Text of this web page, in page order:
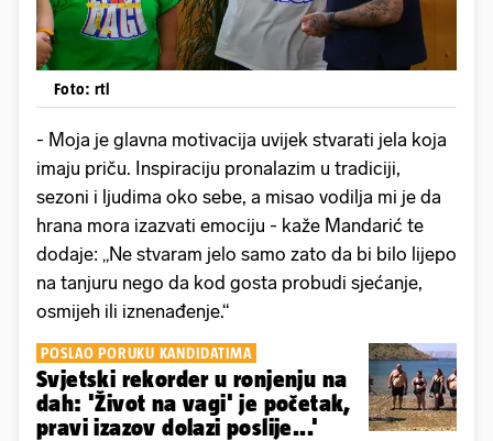
Foto: rtl
- Moja je glavna motivacija uvijek stvarati jela koja
imaju priču. Inspiraciju pronalazim u tradiciji,
sezoni i ljudima oko sebe, a misao vodilja mi je da
hrana mora izazvati emociju - kaže Mandarić te
dodaje: „Ne stvaram jelo samo zato da bi bilo lijepo
na tanjuru nego da kod gosta probudi sjećanje,
osmijeh ili iznenađenje.“
POSLAO PORUKU KANDIDATIMA
Svjetski rekorder u ronjenju na
dah: 'Život na vagi' je početak,
pravi izazov dolazi poslije...'